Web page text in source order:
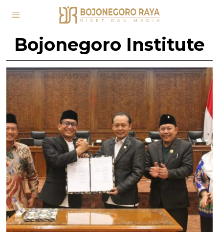
Bojonegoro Institute